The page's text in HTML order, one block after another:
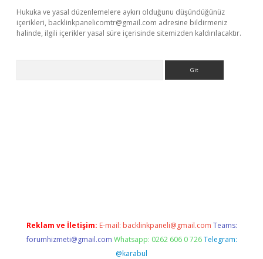
Hukuka ve yasal düzenlemelere aykırı olduğunu düşündüğünüz
içerikleri, backlinkpanelicomtr@gmail.com adresine bildirmeniz
halinde, ilgili içerikler yasal süre içerisinde sitemizden kaldırılacaktır.
Reklam ve İletişim: E-mail: backlinkpaneli@gmail.com Teams:
forumhizmeti@gmail.com Whatsapp: 0262 606 0 726 Telegram:
@karabul